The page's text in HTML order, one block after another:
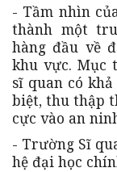
- Tầm nhìn
thành một
hàng đầu về
khu vực. Mục
sĩ quan có
biệt, thu thập
cực vào an
- Trường Sĩ
hệ đại học